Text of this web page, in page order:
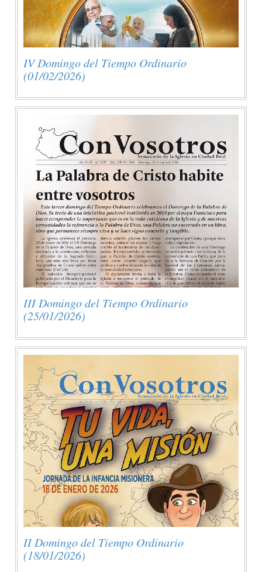
IV Domingo del Tiempo Ordinario
(01/02/2026)
III Domingo del Tiempo Ordinario
(25/01/2026)
II Domingo del Tiempo Ordinario
(18/01/2026)